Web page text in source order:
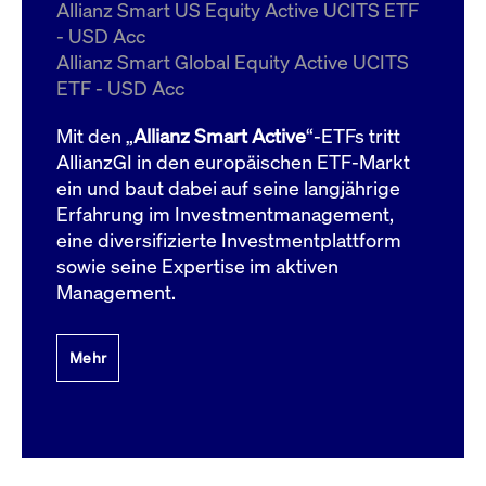
Allianz Smart US Equity Active UCITS ETF
- USD Acc
Allianz Smart Global Equity Active UCITS
ETF - USD Acc
Mit den „Allianz Smart Active“-ETFs tritt
AllianzGI in den europäischen ETF-Markt
ein und baut dabei auf seine langjährige
Erfahrung im Investmentmanagement,
eine diversifizierte Investmentplattform
sowie seine Expertise im aktiven
Management.
Mehr
ApplicationGatewayAffinityCORS
boerse.com
Domain
bis